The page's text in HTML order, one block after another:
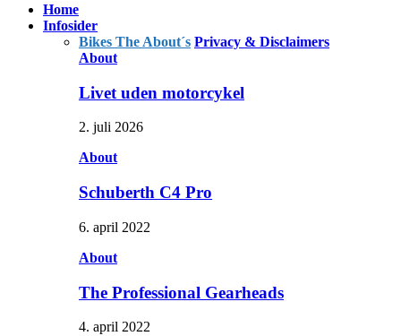
Home
Infosider
Bikes The About´s Privacy & Disclaimers
About
Livet uden motorcykel
2. juli 2026
About
Schuberth C4 Pro
6. april 2022
About
The Professional Gearheads
4. april 2022